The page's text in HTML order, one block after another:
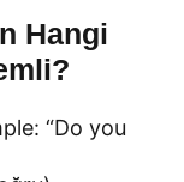
Hangi
“Do you